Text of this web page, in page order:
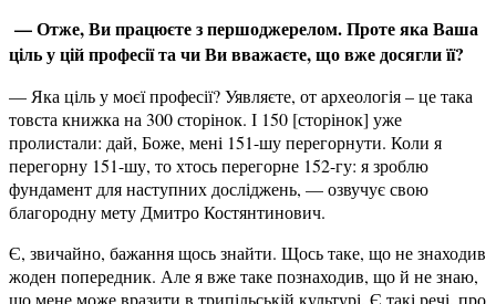
— Отже, Ви працюєте з першоджерелом. Проте яка Ваша
ціль у цій професії та чи Ви вважаєте, що вже досягли її?
— Яка ціль у моєї професії? Уявляєте, от археологія – це така
товста книжка на 300 сторінок. І 150 [сторінок] уже
пролистали: дай, Боже, мені 151-шу перегорнути. Коли я
перегорну 151-шу, то хтось перегорне 152-гу: я зроблю
фундамент для наступних досліджень, — озвучує свою
благородну мету Дмитро Костянтинович.
Є, звичайно, бажання щось знайти. Щось таке, що не знаходив
жоден попередник. Але я вже таке познаходив, що й не знаю,
що мене може вразити в трипільській культурі. Є такі речі, про